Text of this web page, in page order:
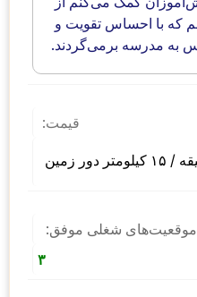
قیمت:
موقعیت‌های شغلی موفق:
۳